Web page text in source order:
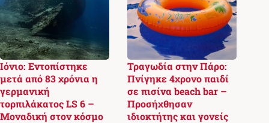
Ιόνιο: Εντοπίστηκε
μετά από 83 χρόνια η
γερμανική
τορπιλάκατος LS 6 –
Μοναδική στον κόσμο
Τραγωδία στην Πάρο:
Πνίγηκε 4χρονο παιδί
σε πισίνα beach bar –
Προσήχθησαν
ιδιοκτήτης και γονείς